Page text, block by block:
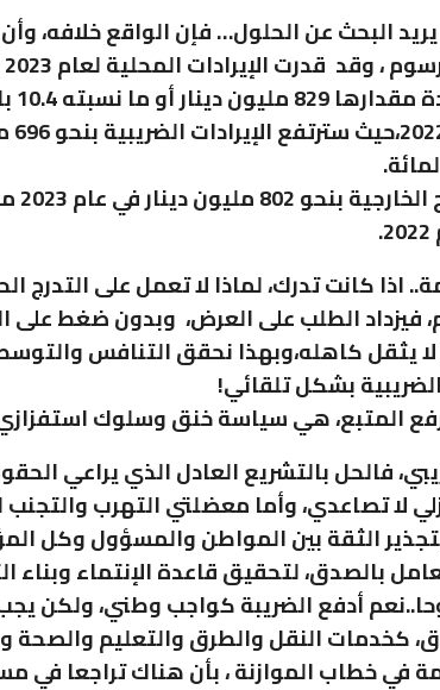
البحث عن الحلول… فإن الواقع خلافه،
اذا كانت تدرك، لماذا لا تعمل على التدرج
فيزداد الطلب على العرض، وبدون ضغط على
يثقل كاهله،وبهذا نحقق التنافس
بشكل تلقائي!
المتبع، هي سياسة خنق وسلوك
فالحل بالتشريع العادل الذي يراعي
لا تصاعدي، وأما معضلتي التهرب والتجنب
الثقة بين المواطن والمسؤول وكل
بالصدق، لتحقيق قاعدة الإنتماء وبناء
أدفع الضريبة كواجب وطني، ولكن
كخدمات النقل والطرق والتعليم والصحة
في خطاب الموازنة ، بأن هناك تراجعا في